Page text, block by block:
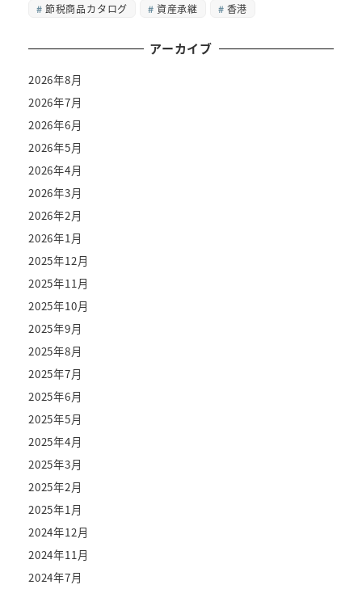
節税商品カタログ
資産承継 香港
アーカイブ
2026年8月
2026年7月
2026年6月
2026年5月
2026年4月
2026年3月
2026年2月
2026年1月
2025年12月
2025年11月
2025年10月
2025年9月
2025年8月
2025年7月
2025年6月
2025年5月
2025年4月
2025年3月
2025年2月
2025年1月
2024年12月
2024年11月
2024年7月